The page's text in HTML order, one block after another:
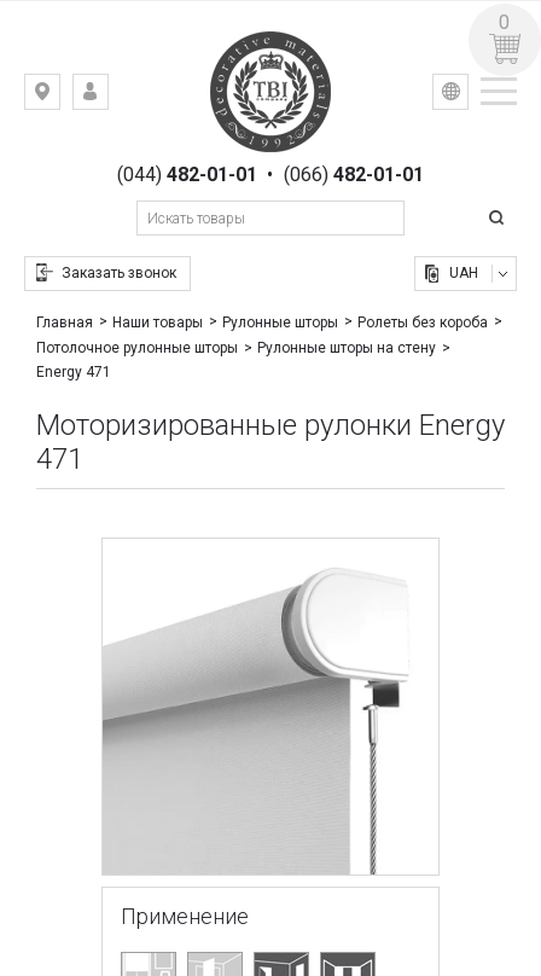
Киев,
Гоголевская,(044)482-01-01 • (066) 482-01-01
Заказать звонок
УКР РУС
UAH
0
Главная Наши товары Рулонные шторы
Ролеты без короба
Потолочное рулонные шторы
Рулонные шторы на стену
Energy 471
Моторизированные рулонки Energy
471
Применение